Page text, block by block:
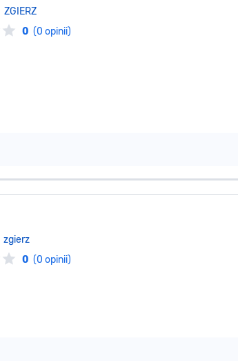
ZGIERZ
0 (0 opinii)
zgierz
0 (0 opinii)